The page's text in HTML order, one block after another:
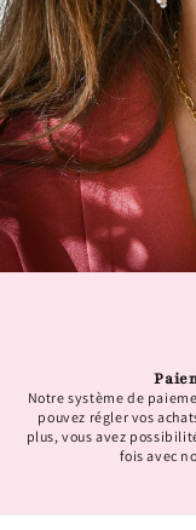
Notre système de
pouvez régler vos
plus, vous avez
fois avec